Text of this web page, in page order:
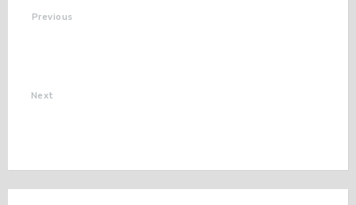
Previous
Next